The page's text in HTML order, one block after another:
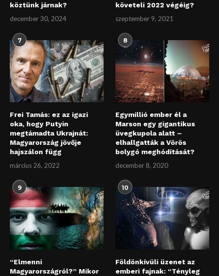
köztünk járnak?
december 30, 2024
követeli 2022 végéig?
szeptember 9, 2021
7
Frei Tamás: ez az igazi
oka, hogy Putyin
megtámadta Ukrajnát:
Magyarország jövője
hajszálon függ
március 26, 2022
8
Egymillió ember él a
Marson egy gigantikus
üvegkupola alatt –
elhallgatták a Vörös
bolygó meghódítását?
december 8, 2020
9
“Elmenni
Magyarországról?” Mikor
10
Földönkívüli üzenet az
emberi fajnak: “Tényleg